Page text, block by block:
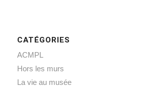
CATÉGORIES
ACMPL
Hors les murs
La vie au musée